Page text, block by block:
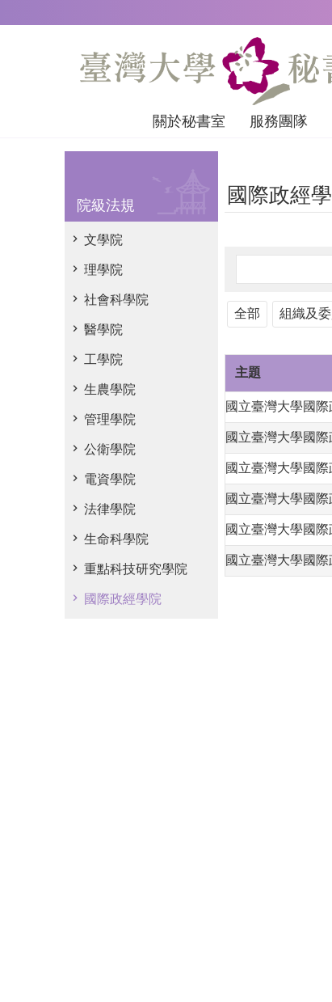
關於秘書室 服務團隊
院級法規
文學院
理學院
社會科學院
醫學院
工學院
生農學院
管理學院
公衛學院
電資學院
法律學院
生命科學院
重點科技研究學院
國際政經學院
國際政經
全部 組織及
主題
國立臺灣大學國
國立臺灣大學國
國立臺灣大學國
國立臺灣大學國
國立臺灣大學國
國立臺灣大學國